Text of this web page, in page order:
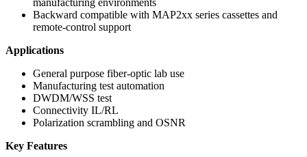
manufacturing environments
Backward compatible with MAP2xx series cassettes and
remote-control support
Applications
General purpose fiber-optic lab use
Manufacturing test automation
DWDM/WSS test
Connectivity IL/RL
Polarization scrambling and OSNR
Key Features